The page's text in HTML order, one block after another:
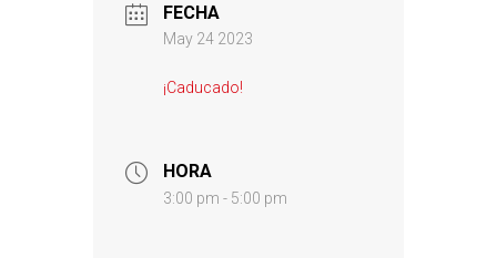
FECHA
May 24 2023
¡Caducado!
HORA
3:00 pm - 5:00 pm